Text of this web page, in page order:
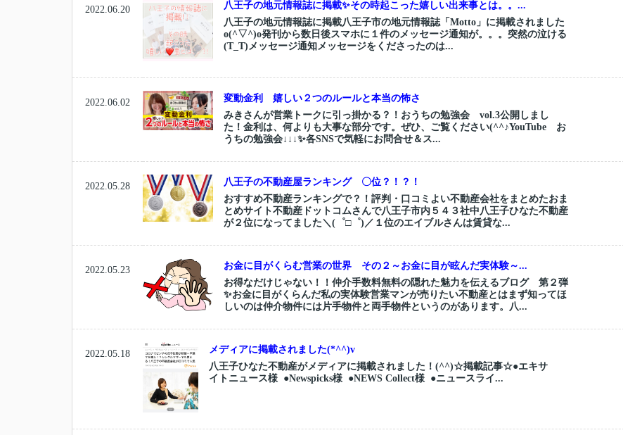
2022.06.20
八王子の地元情報誌に掲載✨その時起こった嬉しい出来事とは。。...
八王子の地元情報誌に掲載八王子市の地元情報誌「Motto」に掲載されました
o(^▽^)o発刊から数日後スマホに１件のメッセージ通知が。。。突然の泣ける
(T_T)メッセージ通知メッセージをくださったのは...
2022.06.02
変動金利 嬉しい２つのルールと本当の怖さ
みきさんが営業トークに引っ掛かる？！おうちの勉強会 vol.3公開しまし
た！金利は、何よりも大事な部分です。ぜひ、ご覧ください(^^♪YouTube お
うちの勉強会↓↓↓✨各SNSで気軽にお問合せ＆ス...
2022.05.28
八王子の不動産屋ランキング 〇位？！？！
おすすめ不動産ランキングで？！評判・口コミよい不動産会社をまとめたおま
とめサイト不動産ドットコムさんで八王子市内５４３社中八王子ひなた不動産
が２位になってました＼(゜□゜)／１位のエイブルさんは賃貸な...
2022.05.23
お金に目がくらむ営業の世界 その２～お金に目が眩んだ実体験～...
お得なだけじゃない！！仲介手数料無料の隠れた魅力を伝えるブログ 第２弾
✨お金に目がくらんだ私の実体験営業マンが売りたい不動産とはまず知ってほ
しいのは仲介物件には片手物件と両手物件というのがあります。八...
2022.05.18
メディアに掲載されました(*^^)v
八王子ひなた不動産がメディアに掲載されました！(^^)☆掲載記事☆●エキサ
イトニュース様 ●Newspicks様 ●NEWS Collect様 ●ニュースライ...